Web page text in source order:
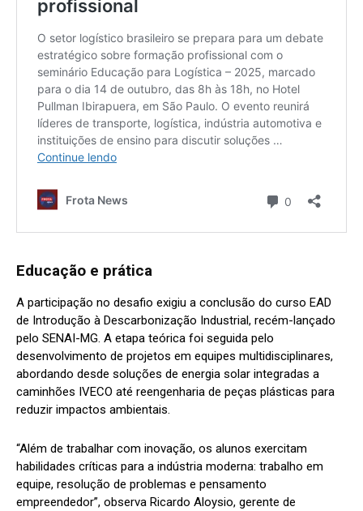
Educação e prática
A participação no desafio exigiu a conclusão do curso EAD
de Introdução à Descarbonização Industrial, recém-lançado
pelo SENAI-MG. A etapa teórica foi seguida pelo
desenvolvimento de projetos em equipes multidisciplinares,
abordando desde soluções de energia solar integradas a
caminhões IVECO até reengenharia de peças plásticas para
reduzir impactos ambientais.
“Além de trabalhar com inovação, os alunos exercitam
habilidades críticas para a indústria moderna: trabalho em
equipe, resolução de problemas e pensamento
empreendedor”, observa Ricardo Aloysio, gerente de